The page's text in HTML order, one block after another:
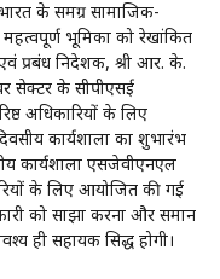
भारत के समग्र सामाजिक-
भूमिका को रेखांकित
प्रबंध निदेशक, श्री आर. के.
सेक्टर के सीपीएसई
अधिकारियों के लिए
कार्यशाला का शुभारंभ
कार्यशाला एसजेवीएनएल
के लिए आयोजित की गई
को साझा करना और समान
ही सहायक सिद्ध होगी।